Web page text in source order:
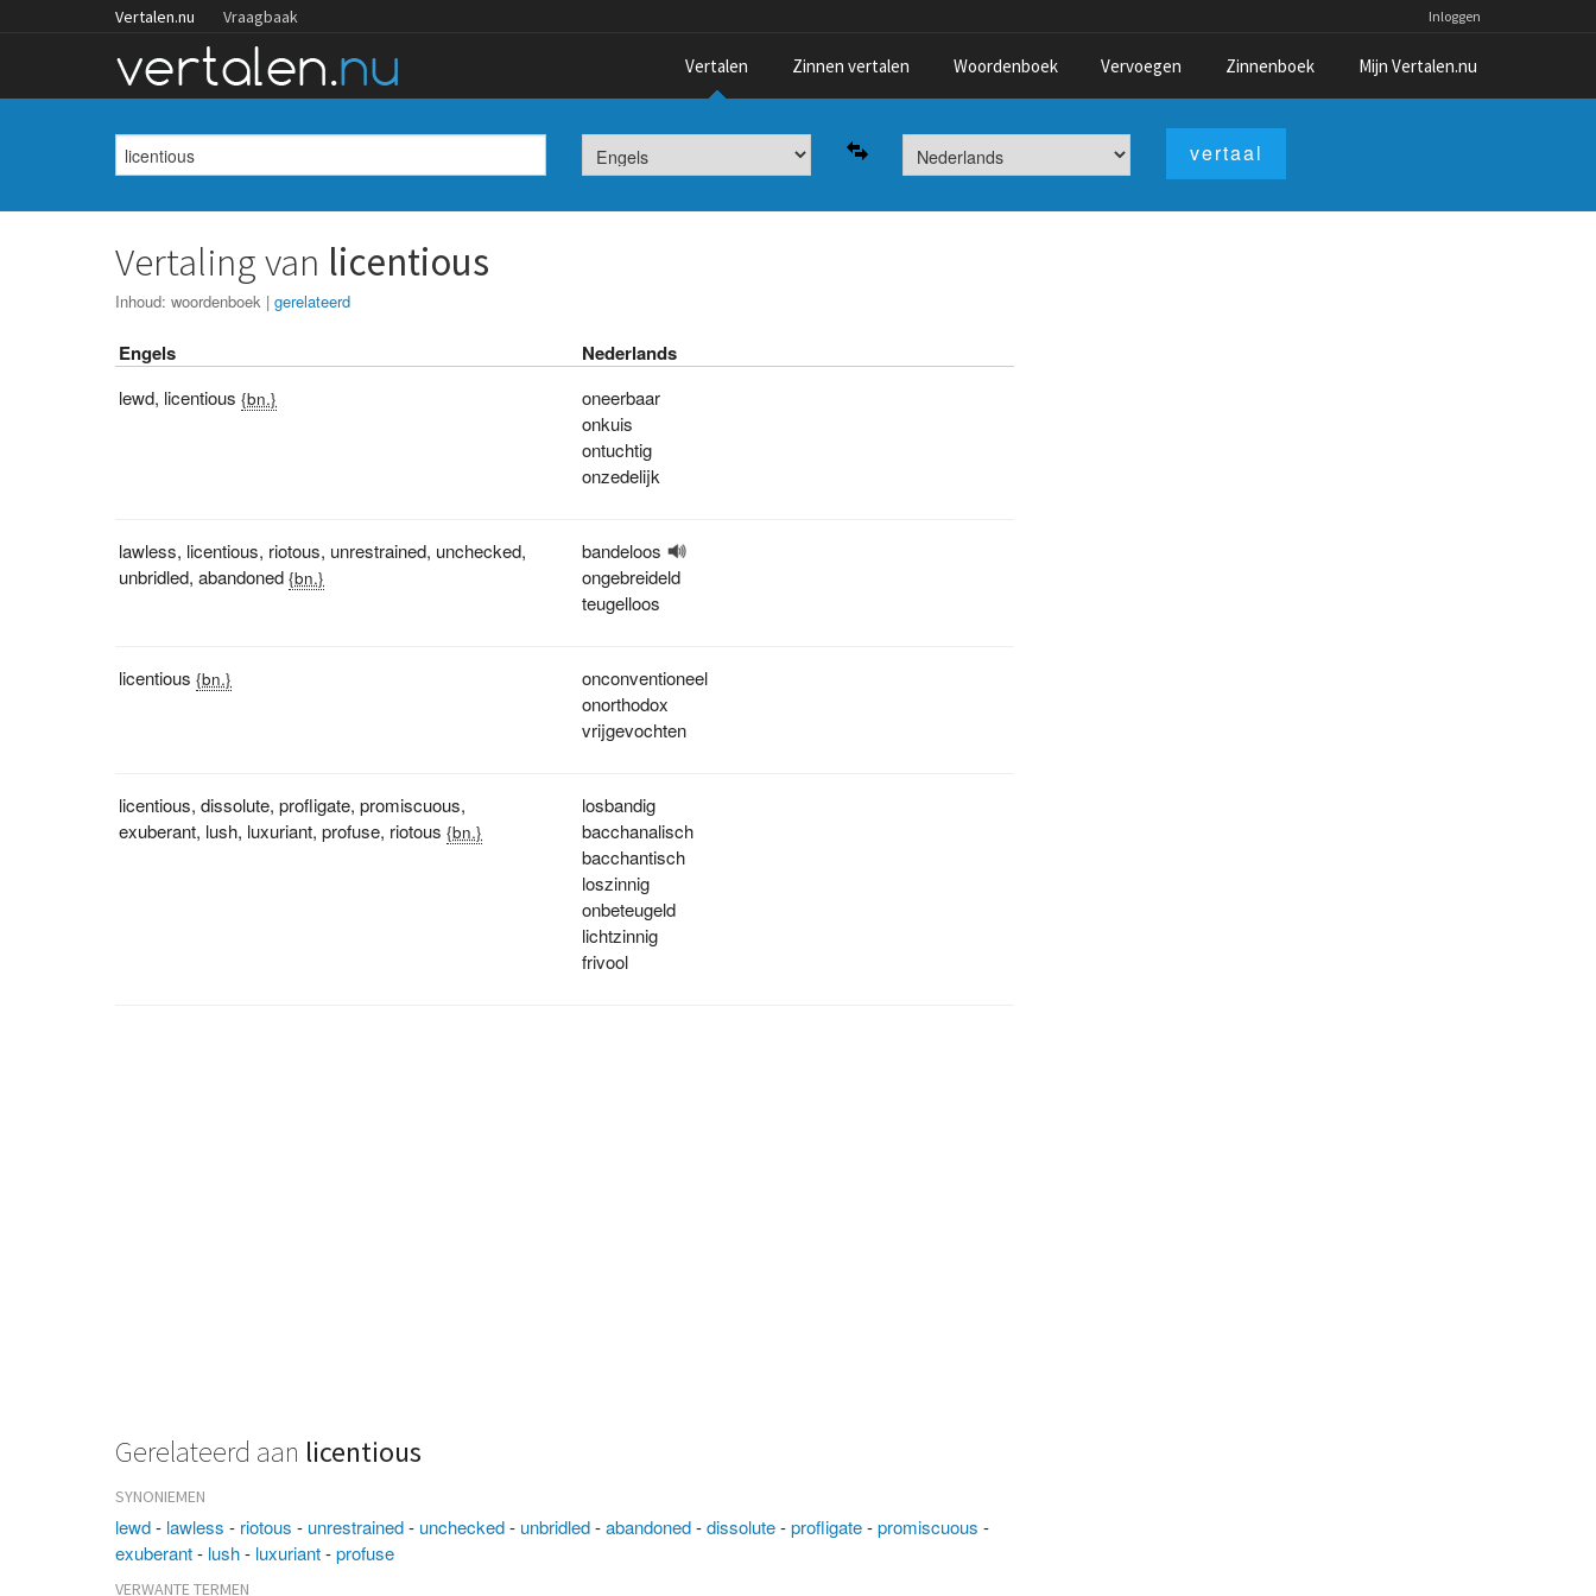
Vertalen.nu Vraagbaak Inloggen
Vertalen Zinnen vertalen Woordenboek Vervoegen Zinnenboek Mijn Vertalen.nu
Vertaling van licentious
Inhoud:woordenboek |gerelateerd
Engels Nederlands
lewd, licentious {bn.}
oneerbaar
onkuis
ontuchtig
onzedelijk
lawless, licentious, riotous, unrestrained, unchecked,
unbridled,abandoned {bn.}
bandeloos
ongebreideld
teugelloos
licentious {bn.}
onconventioneel
onorthodox
vrijgevochten
licentious,dissolute,profligate,promiscuous,
exuberant, lush, luxuriant,profuse, riotous {bn.}
losbandig
bacchanalisch
bacchantisch
loszinnig
onbeteugeld
lichtzinnig
frivool
Gerelateerd aan licentious
SYNONIEMEN
lewd- lawless - riotous - unrestrained- unchecked- unbridled-abandoned-dissolute-profligate-promiscuous -
exuberant- lush- luxuriant-profuse
VERWANTE TERMEN